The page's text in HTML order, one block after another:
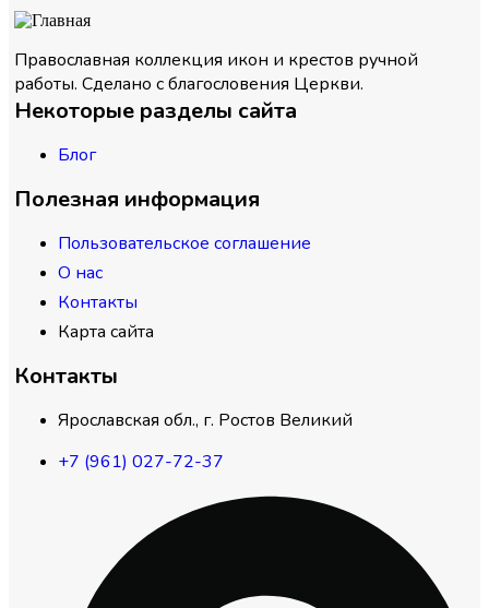
Православная коллекция икон и крестов ручной
работы. Сделано с благословения Церкви.
Некоторые разделы сайта
Блог
Полезная информация
Пользовательское соглашение
О нас
Контакты
Карта сайта
Контакты
Ярославская обл., г. Ростов Великий
+7 (961) 027-72-37